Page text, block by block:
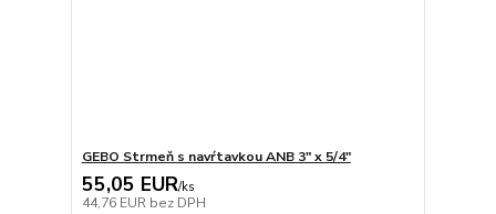
GEBO Strmeň s navŕtavkou ANB 3" x 5/4"
55,05 EUR/ks
44,76 EUR bez DPH